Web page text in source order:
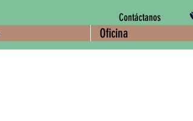
Contáctanos
Oficina